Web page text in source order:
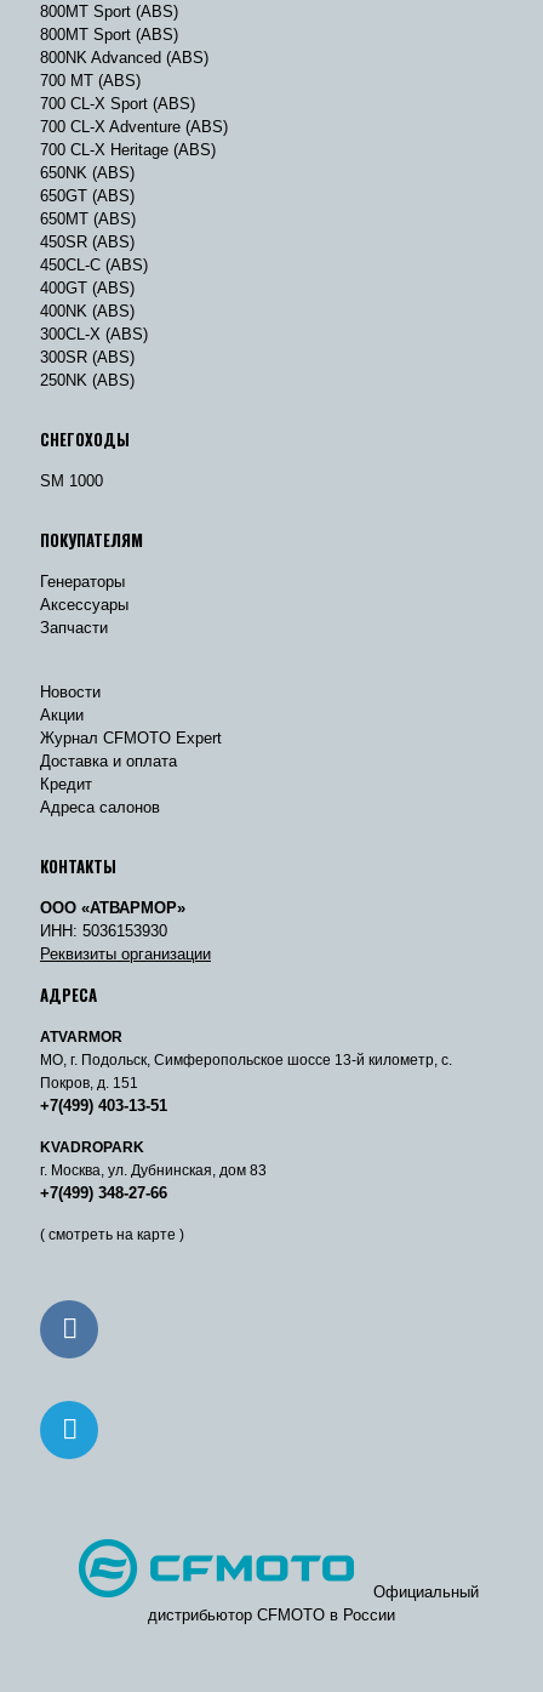
800MT Sport (ABS)
800MT Sport (ABS)
800NK Advanced (ABS)
700 MT (ABS)
700 CL-X Sport (ABS)
700 CL-X Adventure (ABS)
700 CL-X Heritage (ABS)
650NK (ABS)
650GT (ABS)
650MT (ABS)
450SR (ABS)
450CL-C (ABS)
400GT (ABS)
400NK (ABS)
300CL-X (ABS)
300SR (ABS)
250NK (ABS)
СНЕГОХОДЫ
SM 1000
ПОКУПАТЕЛЯМ
Генераторы
Аксессуары
Запчасти
Новости
Акции
Журнал CFMOTO Expert
Доставка и оплата
Кредит
Адреса салонов
КОНТАКТЫ
ООО «АТВАРМОР»
ИНН: 5036153930
Реквизиты организации
АДРЕСА
ATVARMOR
МО, г. Подольск, Симферопольское шоссе 13-й километр, с.
Покров, д. 151
+7(499) 403-13-51
KVADROPARK
г. Москва, ул. Дубнинская, дом 83
+7(499) 348-27-66
( смотреть на карте )
Официальный
дистрибьютор CFMOTO в России